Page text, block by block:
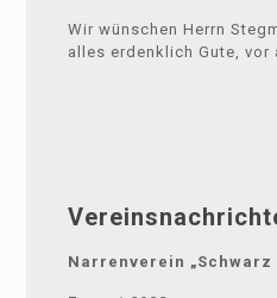
Wir wünschen Herrn
alles erdenklich Gute, vor
Narrenverein „Schwarz